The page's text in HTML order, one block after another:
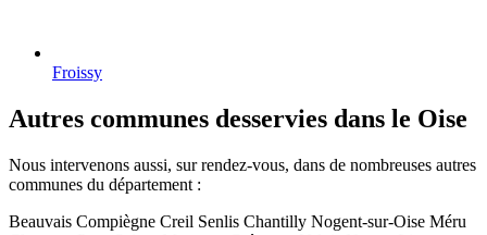
Froissy
Autres communes desservies dans le Oise
Nous intervenons aussi, sur rendez-vous, dans de nombreuses autres
communes du département :
Beauvais Compiègne Creil Senlis Chantilly Nogent-sur-Oise Méru